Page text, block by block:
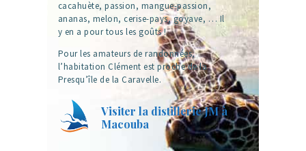
cacahuète, passion, mangue-passion,
ananas, melon, cerise-pays, goyave, … Il
y en a pour tous les goûts !
Pour les amateurs de randonnées,
l’habitation Clément est proche de la
Presqu’île de la Caravelle.
Visiter la distillerie JM à
Macouba